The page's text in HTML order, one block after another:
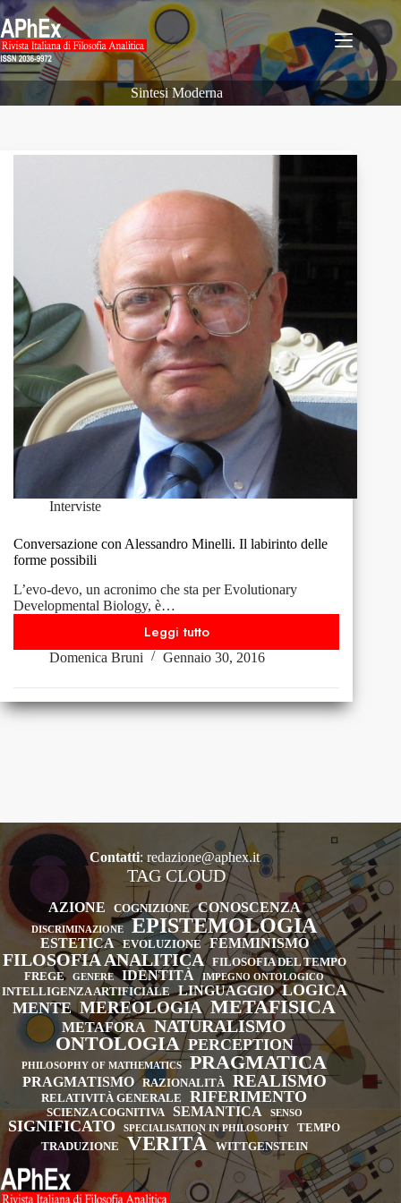
Salta
al
contenuto
Sintesi Moderna
Interviste
Conversazione con Alessandro Minelli. Il labirinto delle
forme possibili
L’evo-devo, un acronimo che sta per Evolutionary
Developmental Biology, è…
Leggi tuttoConversazione
con
Minelli.
Il
Domenica Bruni Gennaio 30, 2016
Contatti:redazione@aphex.it
TAG CLOUD
AZIONE COGNIZIONE CONOSCENZA
DISCRIMINAZIONE EPISTEMOLOGIA
ESTETICA EVOLUZIONE FEMMINISMO
FILOSOFIA ANALITICA
FILOSOFIA DEL TEMPO
FREGE
GENERE IDENTITÀ IMPEGNO ONTOLOGICO
INTELLIGENZA ARTIFICIALE LINGUAGGIO LOGICA
MENTE MEREOLOGIA METAFISICA
METAFORA NATURALISMO
ONTOLOGIA PERCEPTION
PHILOSOPHY OF MATHEMATICS PRAGMATICA
PRAGMATISMO RAZIONALITÀ REALISMO
RELATIVITÀ GENERALE RIFERIMENTO
SCIENZA COGNITIVA SEMANTICA SENSO
SIGNIFICATO SPECIALISATION IN PHILOSOPHY
TEMPO
TRADUZIONE
VERITÀ WITTGENSTEIN